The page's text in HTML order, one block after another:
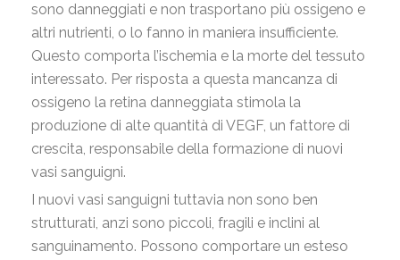
sono danneggiati e non trasportano più ossigeno e
altri nutrienti, o lo fanno in maniera insufficiente.
Questo comporta l’ischemia e la morte del tessuto
interessato. Per risposta a questa mancanza di
ossigeno la retina danneggiata stimola la
produzione di alte quantità di VEGF, un fattore di
crescita, responsabile della formazione di nuovi
vasi sanguigni.
I nuovi vasi sanguigni tuttavia non sono ben
strutturati, anzi sono piccoli, fragili e inclini al
sanguinamento. Possono comportare un esteso